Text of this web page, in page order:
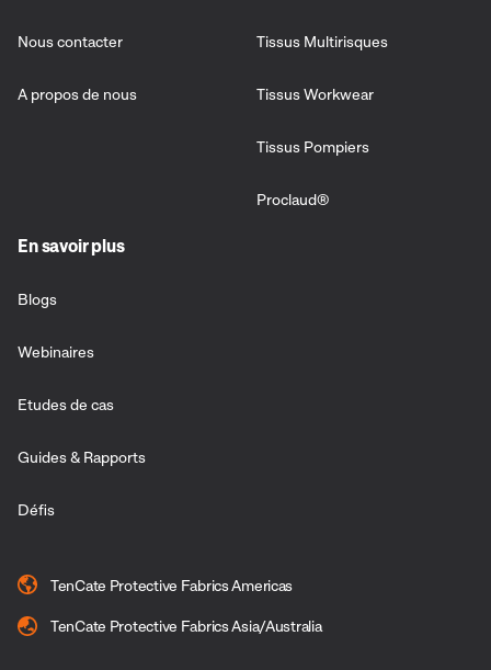
Nous contacter
A propos de nous
Tissus Multirisques
Tissus Workwear
Tissus Pompiers
Proclaud®
En savoir plus
Blogs
Webinaires
Etudes de cas
Guides & Rapports
Défis
TenCate Protective Fabrics Americas
TenCate Protective Fabrics Asia/Australia